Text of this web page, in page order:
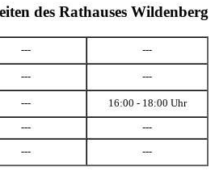
des Rathauses Wildenberg
--- ---
--- ---
--- 16:00 - 18:00 Uhr
--- ---
--- ---